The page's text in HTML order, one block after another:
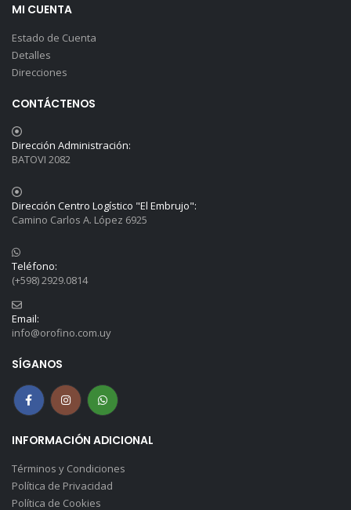
MI CUENTA
Estado de Cuenta
Detalles
Direcciones
CONTÁCTENOS
Dirección Administración:
BATOVI 2082
Dirección Centro Logístico "El Embrujo":
Camino Carlos A. López 6925
Teléfono:
(+598) 2929.0814
Email:
info@orofino.com.uy
SÍGANOS
INFORMACIÓN ADICIONAL
Términos y Condiciones
Política de Privacidad
Política de Cookies